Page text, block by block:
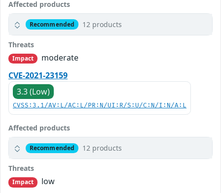
Affected products
Recommended 12 products
Threats
Impact
moderate
CVE-2021-23159
3.3 (Low)
CVSS:3.1/AV:L/AC:L/PR:N/UI:R/S:U/C:N/I:N/A:L
Affected products
Recommended 12 products
Threats
Impact
low